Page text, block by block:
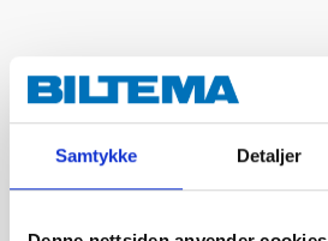
Samtykke Detaljer